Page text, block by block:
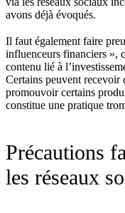
avons déjà évoqués.
Il faut également faire
influenceurs financiers »,
contenu lié à
Certains peuvent recevoir
promouvoir certains
constitue une pratique
Précautions
les réseaux